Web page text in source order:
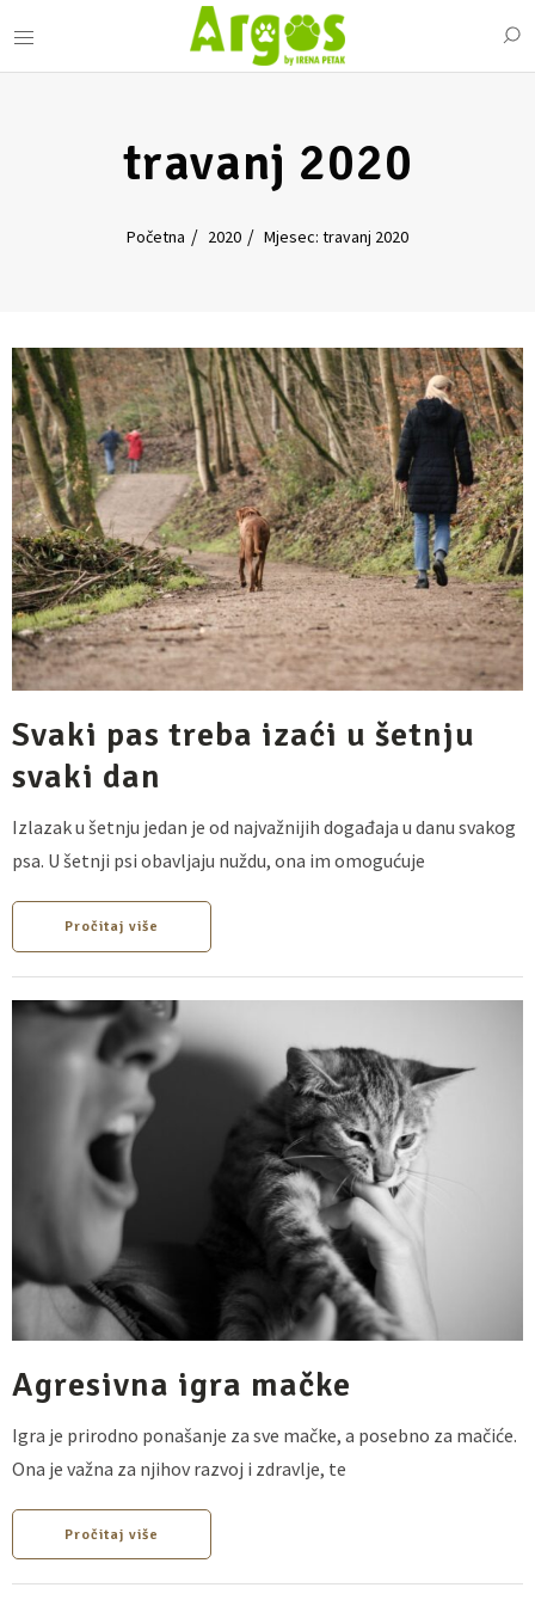
travanj 2020
Početna 2020 Mjesec: travanj 2020
Svaki pas treba izaći u šetnju
svaki dan
Izlazak u šetnju jedan je od najvažnijih događaja u danu svakog
psa. U šetnji psi obavljaju nuždu, ona im omogućuje
Pročitaj više
Agresivna igra mačke
Igra je prirodno ponašanje za sve mačke, a posebno za mačiće.
Ona je važna za njihov razvoj i zdravlje, te
Pročitaj više